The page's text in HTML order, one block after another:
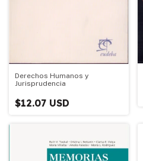
Derechos Humanos y
Jurisprudencia
$12.07 USD